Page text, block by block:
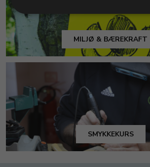
MILJØ & BÆREKRAFT
SMYKKEKURS